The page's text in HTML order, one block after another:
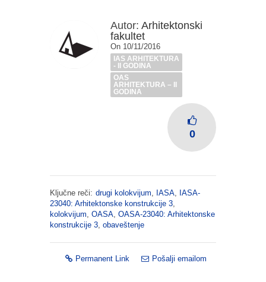
Autor: Arhitektonski
fakultet
On 10/11/2016
IAS ARHITEKTURA
- II GODINA
OAS
ARHITEKTURA – II
GODINA
0
Ključne reči: drugi kolokvijum, IASA, IASA-
23040: Arhitektonske konstrukcije 3,
kolokvijum, OASA, OASA-23040: Arhitektonske
konstrukcije 3, obaveštenje
Permanent Link Pošalji emailom